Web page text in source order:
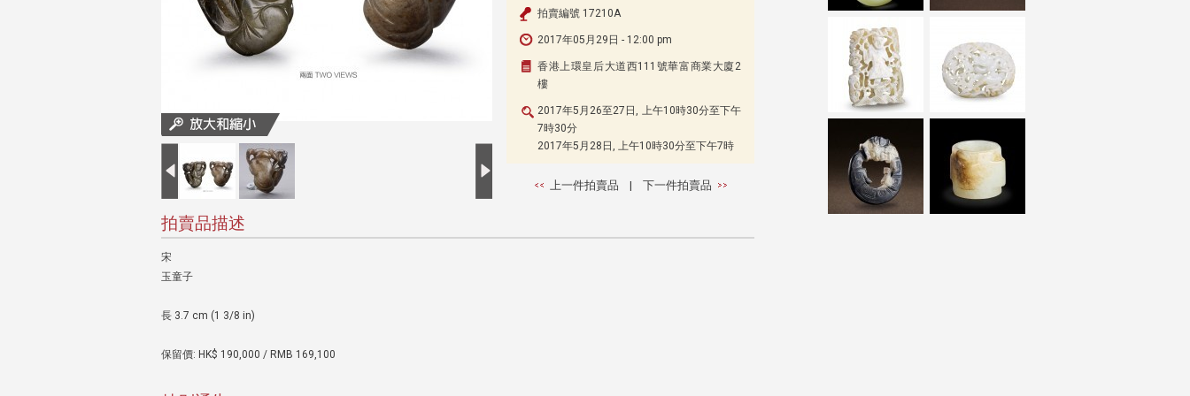
拍賣編號 17210A
2017年05月29日 - 12:00 pm
香港上環皇后大道西111號華富商業大廈2
樓
2017年5月26至27日, 上午10時30分至下午
7時30分
2017年5月28日, 上午10時30分至下午7時
上一件拍賣品 | 下一件拍賣品
拍賣品描述
宋
玉童子
長 3.7 cm (1 3/8 in)
保留價: HK$ 190,000 / RMB 169,100